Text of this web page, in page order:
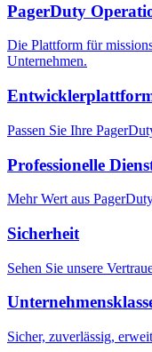
PagerDuty
Die Plattform für
Unternehmen.
Passen Sie Ihre
Professionelle
Mehr Wert aus
Sicherheit
Sehen Sie unsere
Sicher, zuverlässig,